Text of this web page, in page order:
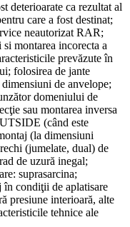
deterioarate ca rezultat al
care a fost destinat;
neautorizat RAR;
montarea incorecta a
prevăzute în
folosirea de jante
de anvelope;
domeniului de
sau montarea inversa
(când este
(la dimensiuni
(jumelate, dual) de
de uzură inegal;
suprasarcina;
în condiţii de aplatisare
presiune interioară, alte
tehnice ale